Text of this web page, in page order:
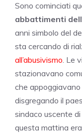
Sono cominciati
abbattimenti
anni simbolo del
sta cercando di
all’abusivismo. Le
stazionavano
che
disgregando il
sindaco uscente
questa mattina